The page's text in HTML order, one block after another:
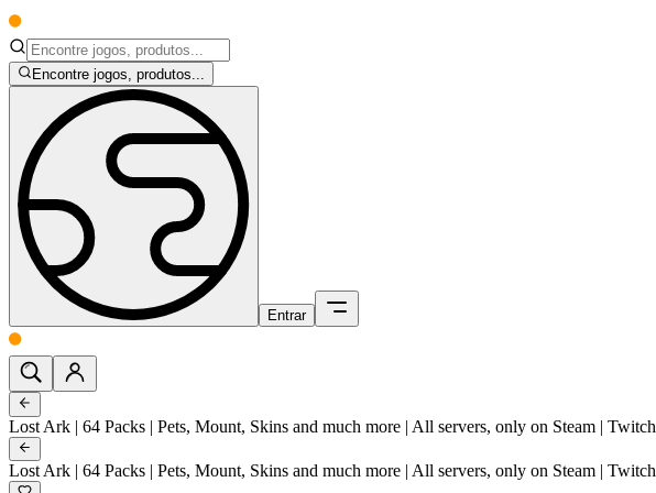
Encontre jogos, produtos...
Entrar
Lost Ark | 64 Packs | Pets, Mount, Skins and much more | All servers, only on Steam |
Lost Ark | 64 Packs | Pets, Mount, Skins and much more | All servers, only on Steam |